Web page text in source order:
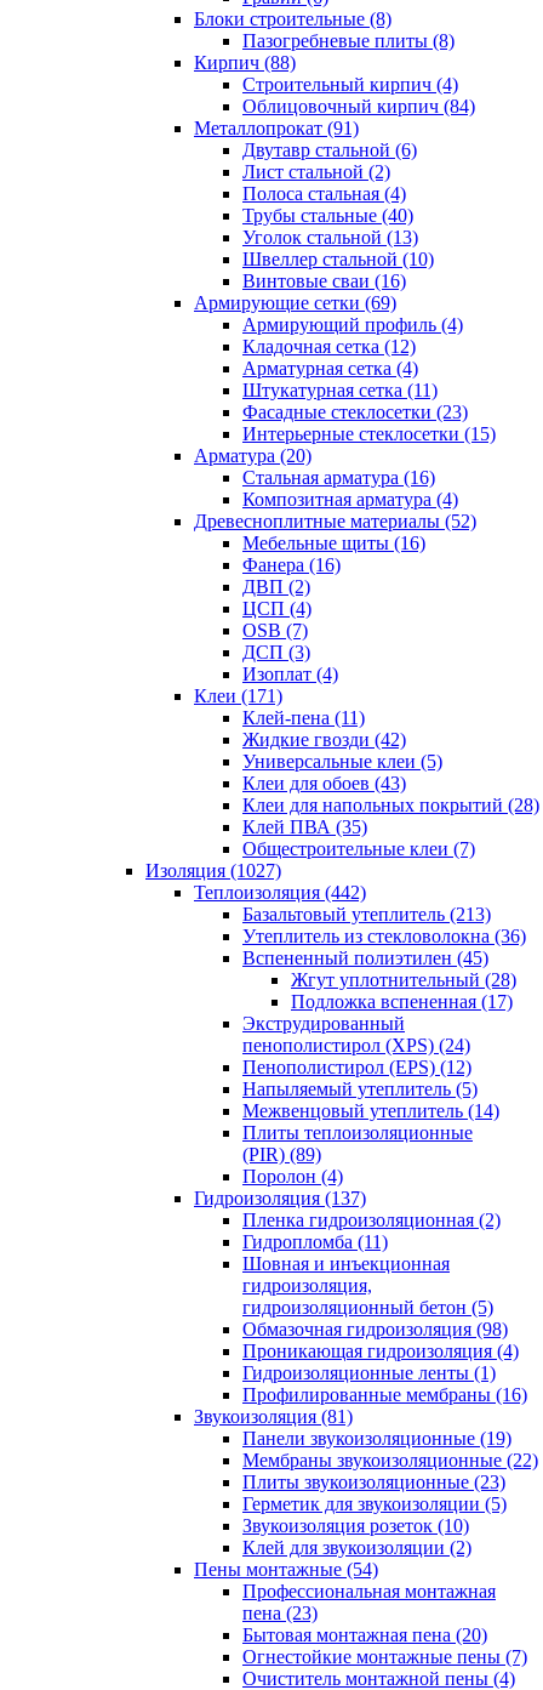
Блоки строительные (8)
Пазогребневые плиты (8)
Кирпич (88)
Строительный кирпич (4)
Облицовочный кирпич (84)
Металлопрокат (91)
Двутавр стальной (6)
Лист стальной (2)
Полоса стальная (4)
Трубы стальные (40)
Уголок стальной (13)
Швеллер стальной (10)
Винтовые сваи (16)
Армирующие сетки (69)
Армирующий профиль (4)
Кладочная сетка (12)
Арматурная сетка (4)
Штукатурная сетка (11)
Фасадные стеклосетки (23)
Интерьерные стеклосетки (15)
Арматура (20)
Стальная арматура (16)
Композитная арматура (4)
Древесноплитные материалы (52)
Мебельные щиты (16)
Фанера (16)
ДВП (2)
ЦСП (4)
OSB (7)
ДСП (3)
Изоплат (4)
Клеи (171)
Клей-пена (11)
Жидкие гвозди (42)
Универсальные клеи (5)
Клеи для обоев (43)
Клеи для напольных покрытий (28)
Клей ПВА (35)
Общестроительные клеи (7)
Изоляция (1027)
Теплоизоляция (442)
Базальтовый утеплитель (213)
Утеплитель из стекловолокна (36)
Вспененный полиэтилен (45)
Жгут уплотнительный (28)
Подложка вспененная (17)
Экструдированный
пенополистирол (XPS) (24)
Пенополистирол (EPS) (12)
Напыляемый утеплитель (5)
Межвенцовый утеплитель (14)
Плиты теплоизоляционные
(PIR) (89)
Поролон (4)
Гидроизоляция (137)
Пленка гидроизоляционная (2)
Гидропломба (11)
Шовная и инъекционная
гидроизоляция,
гидроизоляционный бетон (5)
Обмазочная гидроизоляция (98)
Проникающая гидроизоляция (4)
Гидроизоляционные ленты (1)
Профилированные мембраны (16)
Звукоизоляция (81)
Панели звукоизоляционные (19)
Мембраны звукоизоляционные (22)
Плиты звукоизоляционные (23)
Герметик для звукоизоляции (5)
Звукоизоляция розеток (10)
Клей для звукоизоляции (2)
Пены монтажные (54)
Профессиональная монтажная
пена (23)
Бытовая монтажная пена (20)
Огнестойкие монтажные пены (7)
Очиститель монтажной пены (4)